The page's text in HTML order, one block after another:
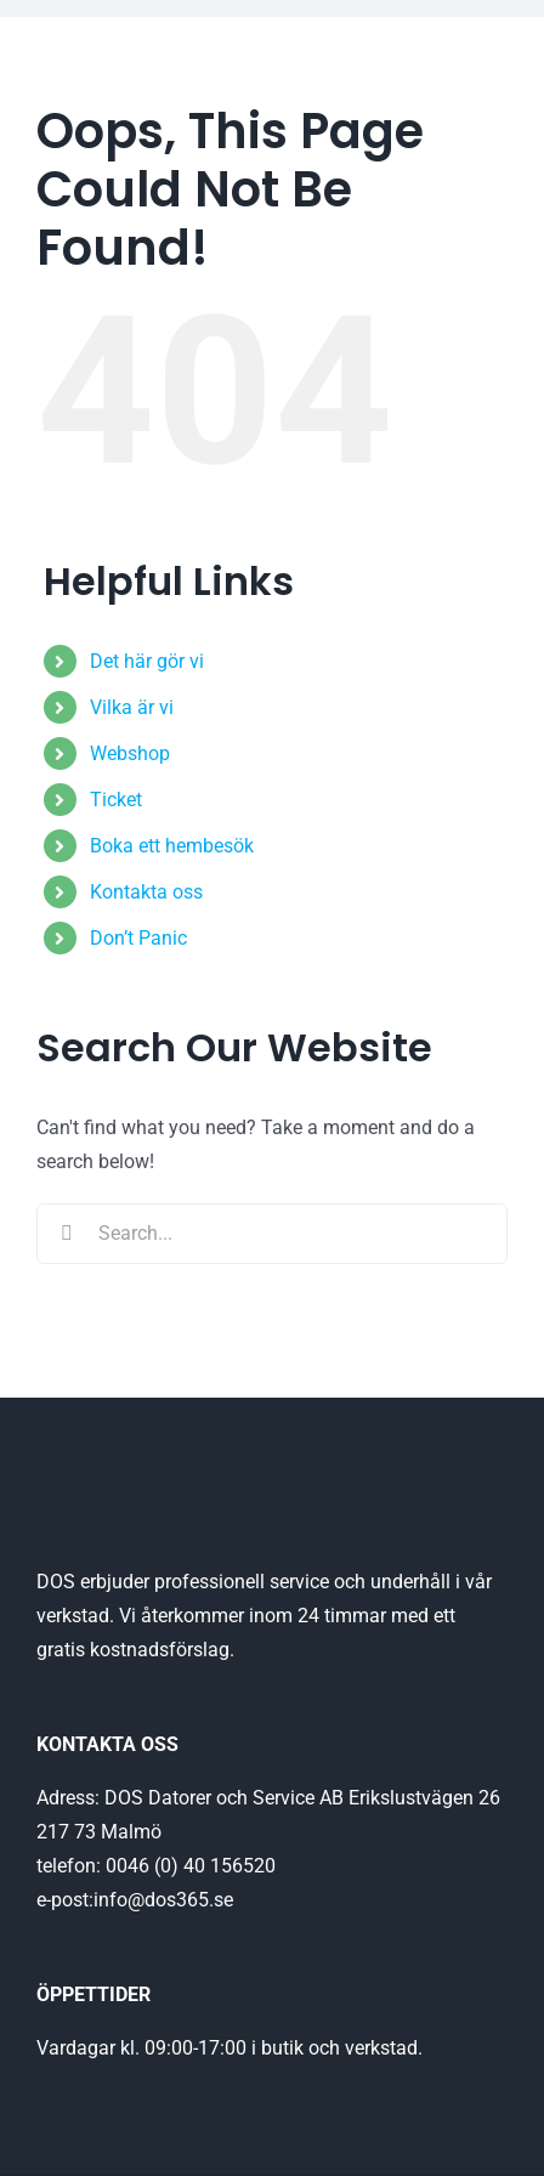
Oops, This Page
Could Not Be
Found!
Helpful Links
Det här gör vi
Vilka är vi
Webshop
Ticket
Boka ett hembesök
Kontakta oss
Don’t Panic
Search Our Website
Can't find what you need? Take a moment and do a
search below!
DOS erbjuder professionell service och underhåll i vår
verkstad. Vi återkommer inom 24 timmar med ett
gratis kostnadsförslag.
KONTAKTA OSS
Adress: DOS Datorer och Service AB Erikslustvägen 26
217 73 Malmö
telefon: 0046 (0) 40 156520
e-post:info@dos365.se
ÖPPETTIDER
Vardagar kl. 09:00-17:00 i butik och verkstad.